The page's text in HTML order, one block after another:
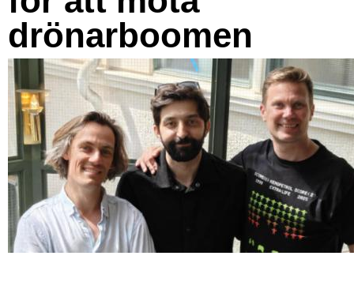
drönarboomen